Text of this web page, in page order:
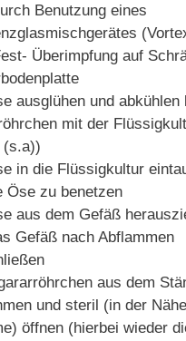
Benutzung eines
Überimpfung auf
ausglühen und abkühlen
mit der
(s.a))
in die Flüssigkultur
Öse zu benetzen
aus dem Gefäß
Gefäß nach Abflammen
aus dem
und steril (in der
öffnen (hierbei wieder